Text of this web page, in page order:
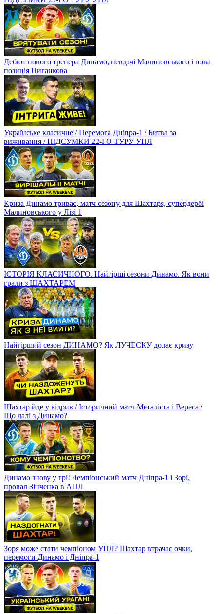
Дебют нового тренера Динамо, невдачі Малиновського і нова
позиція Циганкова
Українське класичне / Перемога Дніпра-1 / Битва за
виживання / ПІДСУМКИ 22-ГО ТУРУ УПЛ
Криза Динамо триває, матч сезону для Шахтаря, супердербі
Малиновського у Лізі 1
ІСТОРІЯ КЛАСИЧНОГО. Найгірші сезони Динамо. Як вони
грали з ШАХТАРЕМ
Найгірший сезон ДИНАМО? Як ЛУЧЕСКУ долає кризу
Шахтар йде у відрив / Історичний матч Металіста і Вереса /
Що далі з Динамо?
Динамо знову у грі! Чемпіонський матч Дніпра-1 і Зорі,
провал Зінченка в АПЛ
Зоря може стати чемпіоном УПЛ? Шахтар втрачає очки,
перемоги Динамо і Дніпра-1